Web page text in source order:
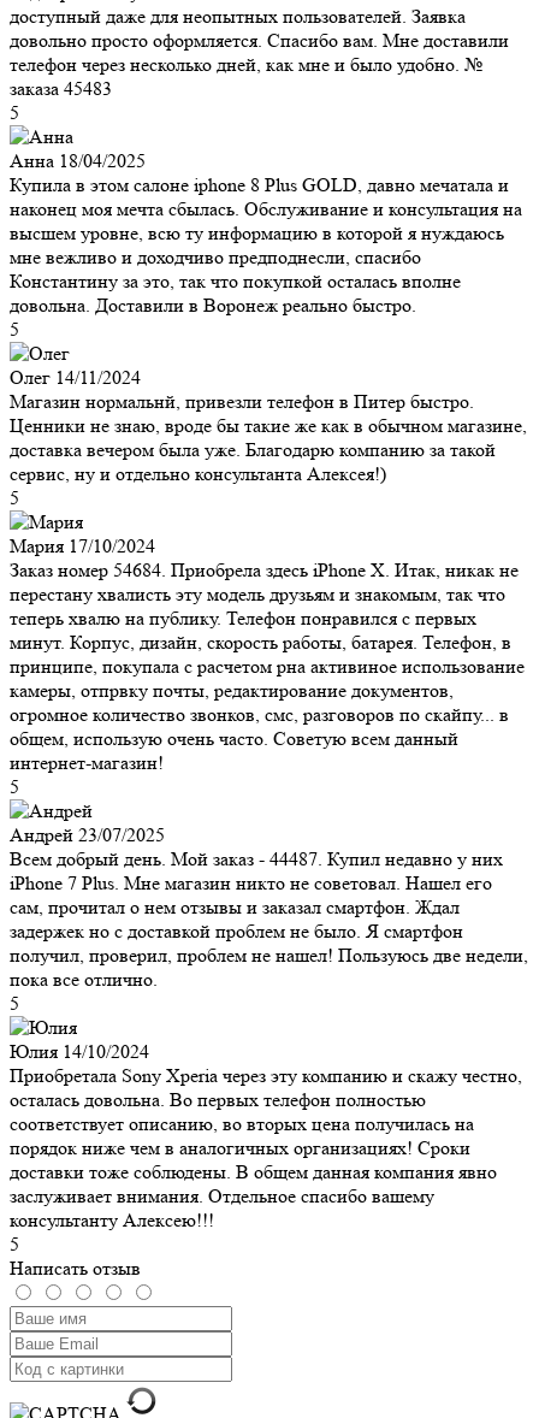
доступный даже для неопытных пользователей. Заявка
довольно просто оформляется. Спасибо вам. Мне доставили
телефон через несколько дней, как мне и было удобно. №
заказа 45483
5
Анна 18/04/2025
Купила в этом салоне iphone 8 Plus GOLD, давно мечатала и
наконец моя мечта сбылась. Обслуживание и консультация на
высшем уровне, всю ту информацию в которой я нуждаюсь
мне вежливо и доходчиво предподнесли, спасибо
Константину за это, так что покупкой осталась вполне
довольна. Доставили в Воронеж реально быстро.
5
Олег 14/11/2024
Магазин нормальнй, привезли телефон в Питер быстро.
Ценники не знаю, вроде бы такие же как в обычном магазине,
доставка вечером была уже. Благодарю компанию за такой
сервис, ну и отдельно консультанта Алексея!)
5
Мария 17/10/2024
Заказ номер 54684. Приобрела здесь iPhone X. Итак, никак не
перестану хвалисть эту модель друзьям и знакомым, так что
теперь хвалю на публику. Телефон понравился с первых
минут. Корпус, дизайн, скорость работы, батарея. Телефон, в
принципе, покупала с расчетом рна активиное использование
камеры, отпрвку почты, редактирование документов,
огромное количество звонков, смс, разговоров по скайпу... в
общем, использую очень часто. Советую всем данный
интернет-магазин!
5
Андрей 23/07/2025
Всем добрый день. Мой заказ - 44487. Купил недавно у них
iPhone 7 Plus. Мне магазин никто не советовал. Нашел его
сам, прочитал о нем отзывы и заказал смартфон. Ждал
задержек но с доставкой проблем не было. Я смартфон
получил, проверил, проблем не нашел! Пользуюсь две недели,
пока все отлично.
5
Юлия 14/10/2024
Приобретала Sony Xperia через эту компанию и скажу честно,
осталась довольна. Во первых телефон полностью
соответствует описанию, во вторых цена получилась на
порядок ниже чем в аналогичных организациях! Сроки
доставки тоже соблюдены. В общем данная компания явно
заслуживает внимания. Отдельное спасибо вашему
консультанту Алексею!!!
5
Написать отзыв